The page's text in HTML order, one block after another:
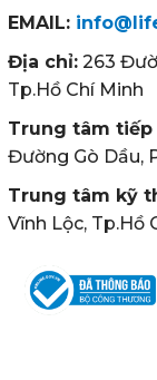
EMAIL:
Địa chỉ: 263
Tp.Hồ Chí Minh
Trung tâm
Đường Gò Dầu,
Trung tâm kỹ
Vĩnh Lộc, Tp.Hồ